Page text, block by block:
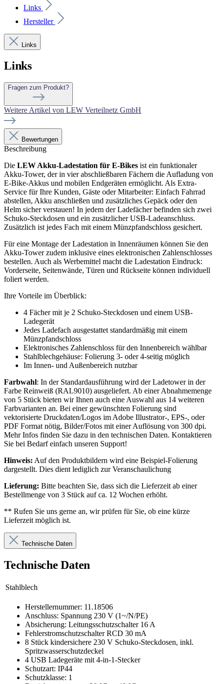
Links
Hersteller
Links
Links
Fragen zum Produkt?
Weitere Artikel von LEW Verteilnetz GmbH
Bewertungen
Beschreibung
Die LEW Akku-Ladestation für E-Bikes ist ein funktionaler
Akku-Tower, der in vier abschließbaren Fächern die Aufladung von
E-Bike-Akkus und mobilen Endgeräten ermöglicht. Als Extra-
Service für Ihre Kunden, Gäste oder Mitarbeiter: Einfach Fahrrad
abstellen, Akku anschließen und zusätzliches Gepäck oder den
Helm sicher verstauen! In jedem der Ladefächer befinden sich zwei
Schuko-Steckdosen und ein zusätzlicher USB-Ladeanschluss.
Zusätzlich ist jedes Fach mit einem Münzpfandschloss gesichert.
Für eine Montage der Ladestation in Innenräumen können Sie den
Akku-Tower zudem inklusive eines elektronischen Zahlenschlosses
bestellen. Auch als Werbemittel macht die Ladestation Eindruck:
Vorderseite, Seitenwände, Türen und Rückseite können individuell
foliert werden.
Ihre Vorteile im Überblick:
4 Fächer mit je 2 Schuko-Steckdosen und einem USB-
Ladegerät
Jedes Ladefach ausgestattet standardmäßig mit einem
Münzpfandschloss
Elektronisches Zahlenschloss für den Innenbereich wählbar
Stahlblechgehäuse: Folierung 3- oder 4-seitig möglich
Im Innen- und Außenbereich nutzbar
Farbwahl: In der Standardausführung wird der Ladetower in der
Farbe Reinweiß (RAL9010) ausgeliefert. Ab einer Abnahmemenge
von 5 Stück bieten wir Ihnen auch eine Auswahl aus 14 weiteren
Farbvarianten an. Bei einer gewünschten Folierung sind
vektorisierte Druckdaten/Logos im Adobe Illustrator-, EPS-, oder
PDF Format nötig, Bilder/Fotos mit einer Auflösung von 300 dpi.
Mehr Infos finden Sie dazu in den technischen Daten. Kontaktieren
Sie bei Bedarf einfach unseren Support!
Hinweis: Auf den Produktbildern wird eine Beispiel-Folierung
dargestellt. Dies dient lediglich zur Veranschaulichung
Lieferung: Bitte beachten Sie, dass sich die Lieferzeit ab einer
Bestellmenge von 3 Stück auf ca. 12 Wochen erhöht.
** Rufen Sie uns gerne an, wir prüfen für Sie, ob eine kürze
Lieferzeit möglich ist.
Technische Daten
Technische Daten
Stahlblech
Herstellernummer: 11.18506
Anschluss: Spannung 230 V (1~/N/PE)
Absicherung: Leitungsschutzschalter 16 A
Fehlerstromschutzschalter RCD 30 mA
8 Stück kindersichere 230 V Schuko-Steckdosen, inkl.
Spritzwasserschutzdeckel
4 USB Ladegeräte mit 4-in-1-Stecker
Schutzart: IP44
Schutzklasse: 1